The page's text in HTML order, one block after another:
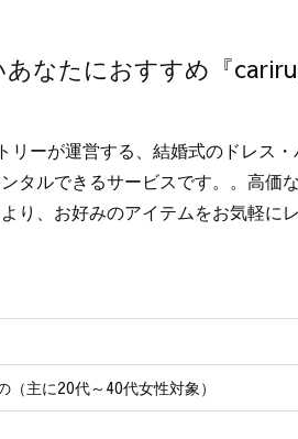
なたにおすすめ『cariru
リーが運営する、結婚式のドレス
タルできるサービスです。。高価
り、お好みのアイテムをお気軽に
（主に20代～40代女性対象）